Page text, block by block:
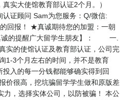
实大使馆教育部认证2个月。）
认证顾问 Sam为您服务：Q/微信:
回报！ ★真诚期待您的加盟：一朝
真诚的提醒广大留学生朋友】： 一.
的使馆认证及教育部认证，公司完
1-3个月左右的时间，并不是教育
入的每一分钱都能够确实得到回
价很高，挖坑骗留学学生做和原版差
力，选择实体公司，以防被骗！ 本公